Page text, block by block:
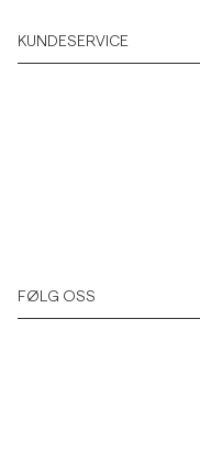
KUNDESERVICE
FØLG OSS